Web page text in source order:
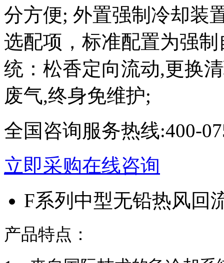
分方便; 外置强制冷却装
选配项，标准配置为强
统：松香定向流动,更换
废气,终身免维护;
全国咨询服务热线:400-
立即采购在线咨询
F系列中型无铅热风回
产品特点：